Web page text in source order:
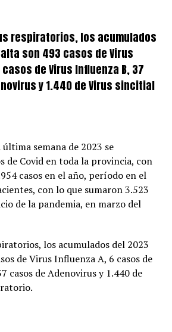
respiratorios, los acumulados
son 493 casos de Virus
de Virus Influenza B, 37
y 1.440 de Virus sincitial
semana de 2023 se
de Covid en toda la provincia, con
casos en el año, período en el
con lo que sumaron 3.523
de la pandemia, en marzo del
los acumulados del 2023
de Virus Influenza A, 6 casos de
casos de Adenovirus y 1.440 de